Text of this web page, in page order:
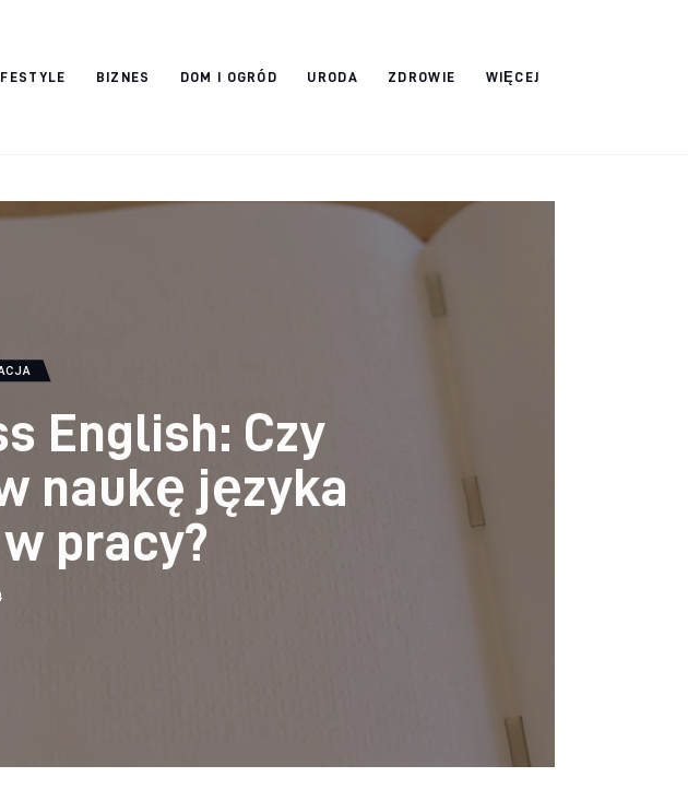
BIZNES DOM I OGRÓD URODA ZDROWIE WIĘCEJ
English: Czy
naukę języka
pracy?